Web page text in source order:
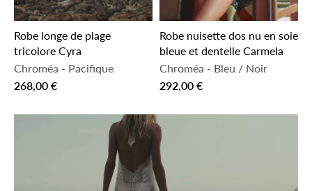
Robe longe de plage
tricolore Cyra
Chroméa - Pacifique
268,00 €
Robe nuisette dos nu en soie
bleue et dentelle Carmela
Chroméa - Bleu / Noir
292,00 €